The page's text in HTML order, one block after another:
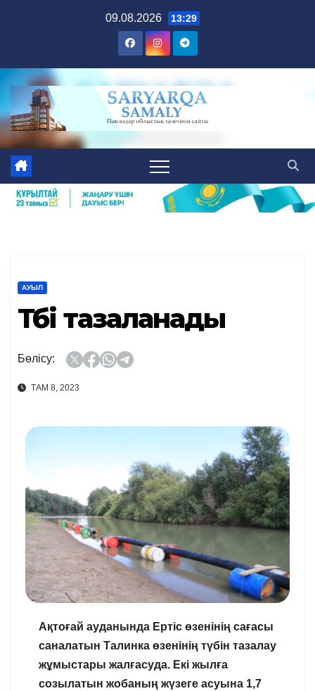
09.08.2026 13:29
АУЫЛ
Түбі тазаланады
Бөлісу:
ТАМ 8, 2023
Ақтоғай ауданында Ертіс өзенінің сағасы
саналатын Талинка өзенінің түбін тазалау
жұмыстары жалғасуда. Екі жылға
созылатын жобаның жүзеге асуына 1,7